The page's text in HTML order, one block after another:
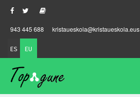
943 445 688 kristaueskola@kristaueskola.eus
ES EU